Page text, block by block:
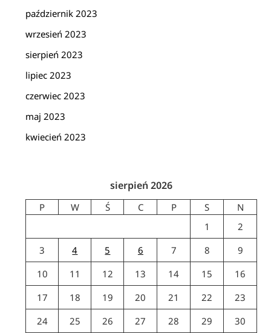
październik 2023
wrzesień 2023
sierpień 2023
lipiec 2023
czerwiec 2023
maj 2023
kwiecień 2023
sierpień 2026
P W Ś C P S
N
1
2
3
4 5 6 7 8
9
10
11 12 13 14 15
16
17
18 19 20 21 22
23
24
25 26 27 28 29 30